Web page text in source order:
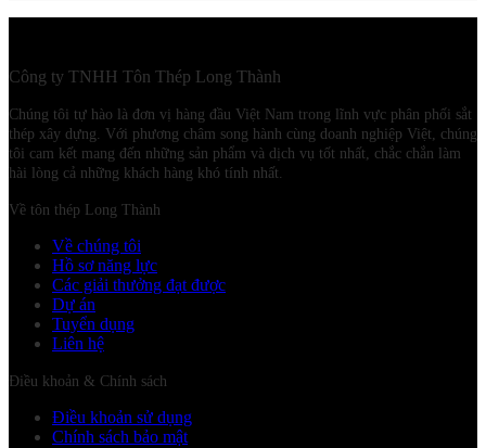
Công ty TNHH Tôn Thép Long Thành
Chúng tôi tự hào là đơn vị hàng đầu Việt Nam trong lĩnh vực phân phối sắt
thép xây dựng. Với phương châm song hành cùng doanh nghiệp Việt, chúng
tôi cam kết mang đến những sản phẩm và dịch vụ tốt nhất, chắc chắn làm
hài lòng cả những khách hàng khó tính nhất.
Về tôn thép Long Thành
Về chúng tôi
Hồ sơ năng lực
Các giải thưởng đạt được
Dự án
Tuyển dụng
Liên hệ
Điều khoản & Chính sách
Điều khoản sử dụng
Chính sách bảo mật